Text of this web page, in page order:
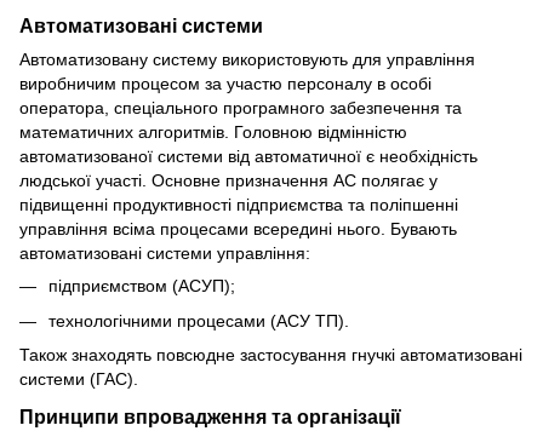
Автоматизовані системи
Автоматизовану систему використовують для управління
виробничим процесом за участю персоналу в особі
оператора, спеціального програмного забезпечення та
математичних алгоритмів. Головною відмінністю
автоматизованої системи від автоматичної є необхідність
людської участі. Основне призначення АС полягає у
підвищенні продуктивності підприємства та поліпшенні
управління всіма процесами всередині нього. Бувають
автоматизовані системи управління:
підприємством (АСУП);
технологічними процесами (АСУ ТП).
Також знаходять повсюдне застосування гнучкі автоматизовані
системи (ГАС).
Принципи впровадження та організації